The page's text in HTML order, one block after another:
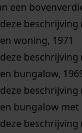
een
beschrijving
woning, 1971
beschrijving
bungalow,
beschrijving
bungalow met
beschrijving